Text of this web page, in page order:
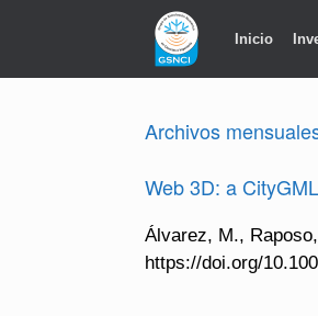
Inicio
Archivos
Web 3D: a
Álvarez, M.,
https://doi.org/